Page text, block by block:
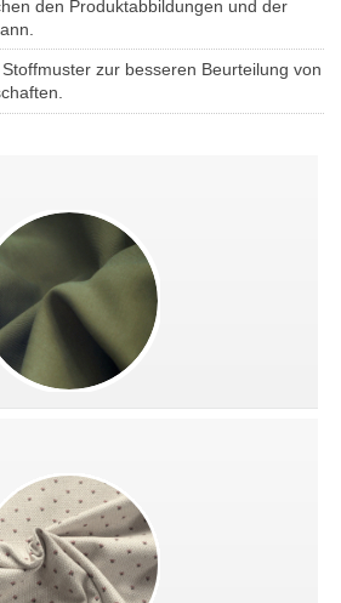
den Produktabbildungen und der
zur besseren Beurteilung von